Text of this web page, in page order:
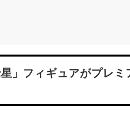
」フィギュアがプレミ